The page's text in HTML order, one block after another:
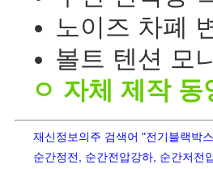
노이즈 차폐
볼트 텐션 모
ㅇ 자체 제작
재신정보의주 검색어 "전기블랙박
순간정전, 순간전압강하, 순간저전